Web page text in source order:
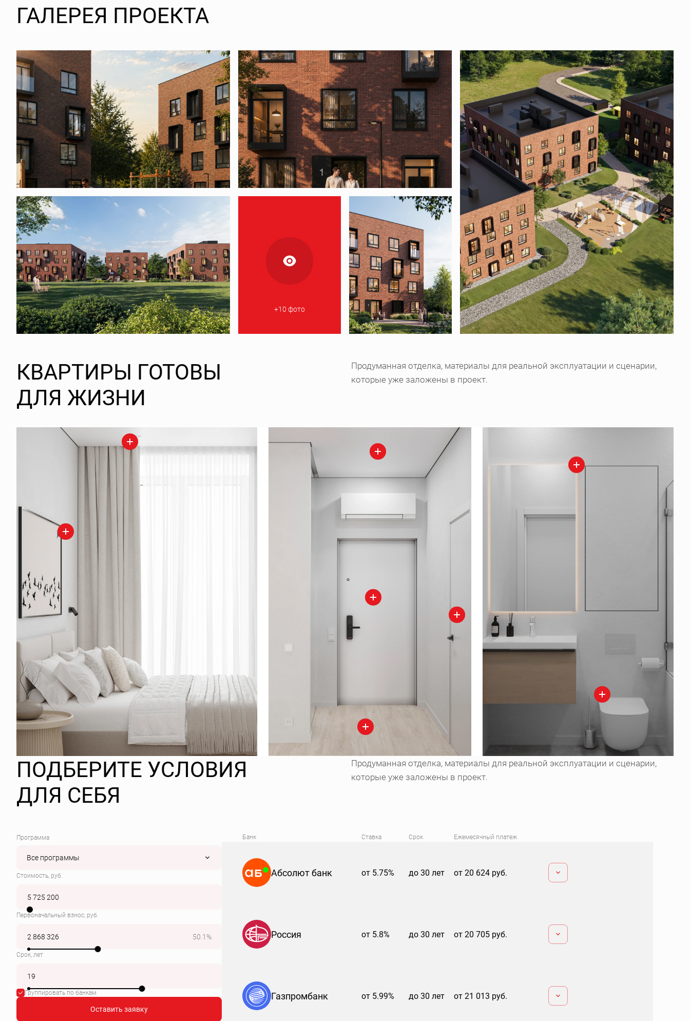
ГАЛЕРЕЯ ПРОЕКТА
+10 фото
КВАРТИРЫ ГОТОВЫ
ДЛЯ ЖИЗНИ
Продуманная отделка, материалы для реальной эксплуатации и сценарии,
которые уже заложены в проект.
ПОДБЕРИТЕ УСЛОВИЯ
ДЛЯ СЕБЯ
Продуманная отделка, материалы для реальной эксплуатации и сценарии,
которые уже заложены в проект.
Программа
Все программы
Стоимость, руб.
Первоначальный взнос, руб.
50.1%
Срок, лет
Группировать по банкам
Оставить заявку
Банк Ставка Срок Ежемесячный платеж
Абсолют банк от 5.75% до 30 лет от 20 624 руб.
Россия от 5.8% до 30 лет от 20 705 руб.
Газпромбанк от 5.99% до 30 лет от 21 013 руб.